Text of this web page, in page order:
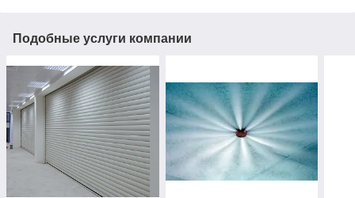
Подобные услуги компании